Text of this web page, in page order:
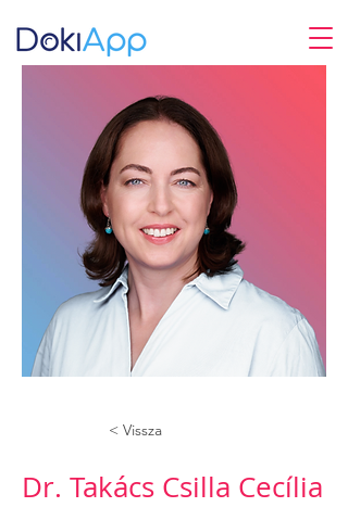
< Vissza
Dr. Takács Csilla Cecília